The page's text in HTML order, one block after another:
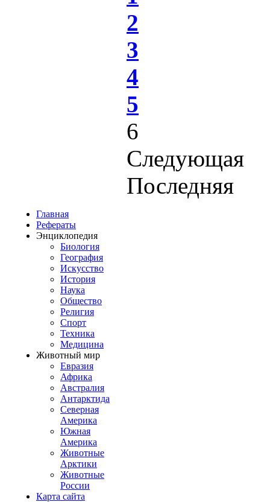
2
3
4
5
6
Следующая
Последняя
Главная
Рефераты
Энциклопедия
Биология
География
Искусство
История
Наука
Общество
Религия
Спорт
Техника
Медицина
Животный мир
Евразия
Африка
Австралия
Антарктида
Северная
Америка
Южная
Америка
Животные
Арктики
Животные
России
Карта сайта